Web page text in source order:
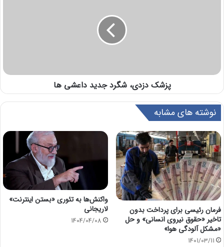
پزشک دزدی، شگرد جدید داعشی ها
نوشته های مشابه
فرمان رئیسی برای پرداخت بدون
تاخیر «حقوق نیروی انسانی» و حل
«مشکل آلودگی هوا»
1401/03/11
واکنش‌ها به تئوری «بستن اینترنت»
لاریجانی
1404/04/08